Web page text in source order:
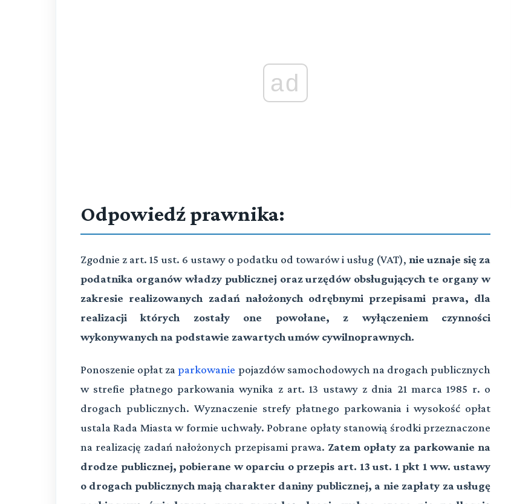
ad
Odpowiedź prawnika:
Zgodnie z art. 15 ust. 6 ustawy o podatku od towarów i usług (VAT), nie uznaje się za
podatnika organów władzy publicznej oraz urzędów obsługujących te organy w
zakresie realizowanych zadań nałożonych odrębnymi przepisami prawa, dla
realizacji których zostały one powołane, z wyłączeniem czynności
wykonywanych na podstawie zawartych umów cywilnoprawnych.
Ponoszenie opłat zaparkowanie pojazdów samochodowych na drogach publicznych
w strefie płatnego parkowania wynika z art. 13 ustawy z dnia 21 marca 1985 r. o
drogach publicznych. Wyznaczenie strefy płatnego parkowania i wysokość opłat
ustala Rada Miasta w formie uchwały. Pobrane opłaty stanowią środki przeznaczone
na realizację zadań nałożonych przepisami prawa. Zatem opłaty za parkowanie na
drodze publicznej, pobierane w oparciu o przepis art. 13 ust. 1 pkt 1 ww. ustawy
o drogach publicznych mają charakter daniny publicznej, a nie zapłaty za usługę